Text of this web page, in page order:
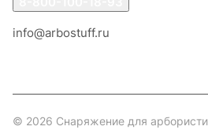
info@arbostuff.ru
© 2026 Снаряжение для